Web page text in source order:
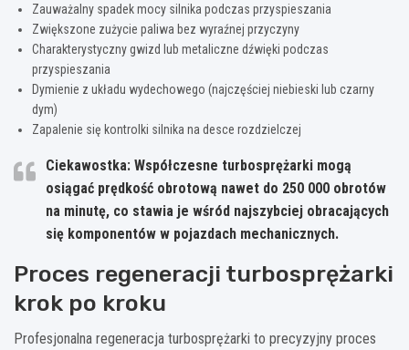
Zauważalny spadek mocy silnika podczas przyspieszania
Zwiększone zużycie paliwa bez wyraźnej przyczyny
Charakterystyczny gwizd lub metaliczne dźwięki podczas
przyspieszania
Dymienie z układu wydechowego (najczęściej niebieski lub czarny
dym)
Zapalenie się kontrolki silnika na desce rozdzielczej
Ciekawostka: Współczesne turbosprężarki mogą
osiągać prędkość obrotową nawet do 250 000 obrotów
na minutę, co stawia je wśród najszybciej obracających
się komponentów w pojazdach mechanicznych.
Proces regeneracji turbosprężarki
krok po kroku
Profesjonalna regeneracja turbosprężarki to precyzyjny proces